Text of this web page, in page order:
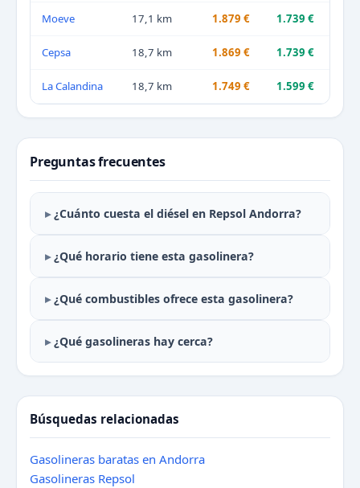
Moeve 17,1 km 1.879 € 1.739 €
Cepsa 18,7 km 1.869 € 1.739 €
La Calandina 18,7 km 1.749 € 1.599 €
Preguntas frecuentes
¿Cuánto cuesta el diésel en Repsol Andorra?
¿Qué horario tiene esta gasolinera?
¿Qué combustibles ofrece esta gasolinera?
¿Qué gasolineras hay cerca?
Búsquedas relacionadas
Gasolineras baratas en Andorra
Gasolineras Repsol